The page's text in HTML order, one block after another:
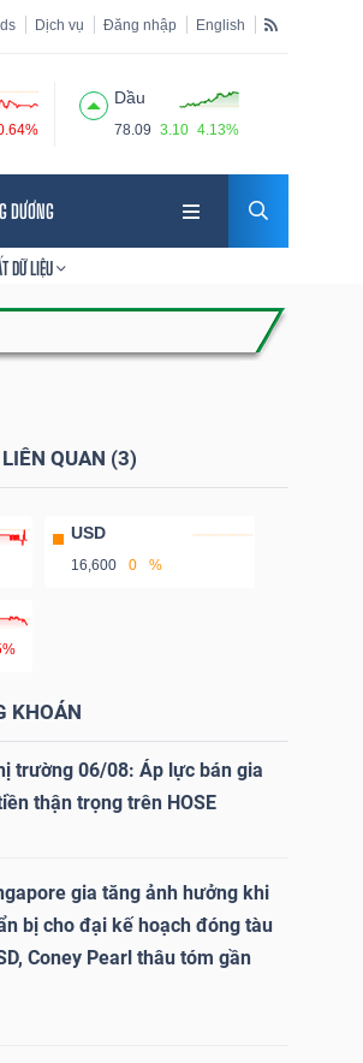
Dịch vụ Đăng nhập English
Dầu
78.09 3.10 4.13%
DƯƠNG
DỮ LIỆU
QUAN (3)
USD
16,600 0 %
KHOÁN
trường 06/08: Áp lực bán gia
thận trọng trên HOSE
gia tăng ảnh hưởng khi
bị cho đại kế hoạch đóng tàu
Coney Pearl thâu tóm gần